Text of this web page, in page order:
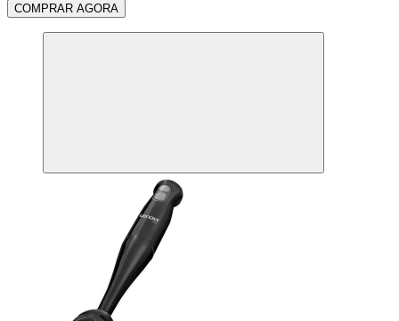
COMPRAR AGORA